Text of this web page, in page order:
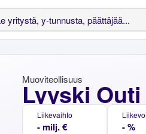
Lyyski
Muoviteollisuus
Liikevaihto
- milj. € - %